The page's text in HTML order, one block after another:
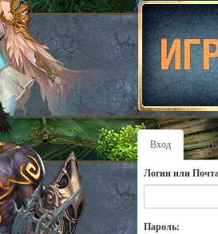
Вход
Логин или
Пароль: